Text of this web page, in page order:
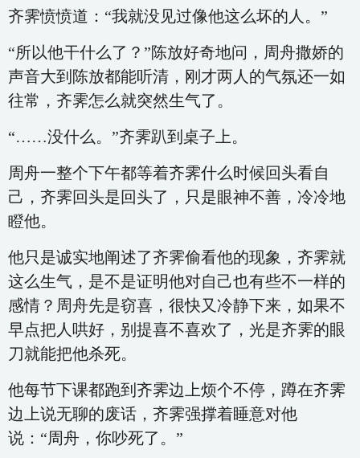
齐霁愤愤道：“我就没见过像他这么坏的人。”
“所以他干什么了？”陈放好奇地问，周舟撒娇的
声音大到陈放都能听清，刚才两人的气氛还一如
往常，齐霁怎么就突然生气了。
“……没什么。”齐霁趴到桌子上。
周舟一整个下午都等着齐霁什么时候回头看自
己，齐霁回头是回头了，只是眼神不善，冷冷地
瞪他。
他只是诚实地阐述了齐霁偷看他的现象，齐霁就
这么生气，是不是证明他对自己也有些不一样的
感情？周舟先是窃喜，很快又冷静下来，如果不
早点把人哄好，别提喜不喜欢了，光是齐霁的眼
刀就能把他杀死。
他每节下课都跑到齐霁边上烦个不停，蹲在齐霁
边上说无聊的废话，齐霁强撑着睡意对他
说：“周舟，你吵死了。”